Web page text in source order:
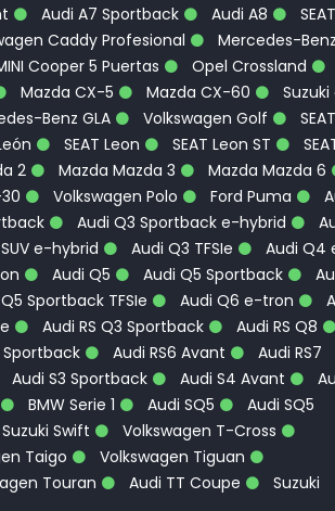
Audi A7 Sportback Audi A8
SEAT
Caddy Profesional
Mercedes-Benz
Cooper 5 Puertas
Opel Crossland
Mazda CX-5 Mazda CX-60
Suzuki
Benz GLA Volkswagen Golf
SEAT
SEAT Leon SEAT Leon ST
2 Mazda Mazda 3
Mazda Mazda 6
Volkswagen Polo Ford Puma
Audi Q3 Sportback e-hybrid
e-hybrid Audi Q3 TFSIe
Audi Q4
Audi Q5 Audi Q5 Sportback
Sportback TFSIe Audi Q6 e-tron
Audi RS Q3 Sportback
Audi RS Q8
Sportback Audi RS6 Avant
Audi RS7
Audi S3 Sportback Audi S4 Avant
BMW Serie 1 Audi SQ5
Audi SQ5
Suzuki Swift
Volkswagen T-Cross
Taigo
Volkswagen Tiguan
Touran Audi TT Coupe
Suzuki